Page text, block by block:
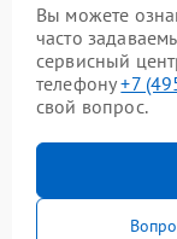
Вы можете
часто
сервисный
телефону+7
свой вопрос.